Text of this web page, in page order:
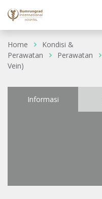
Home
Kondisi &
Perawatan
Perawatan
Vein)
Informasi